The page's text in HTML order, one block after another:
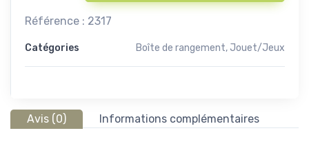
Référence : 2317
Catégories Boîte de rangement, Jouet/Jeux
Avis (0) Informations complémentaires